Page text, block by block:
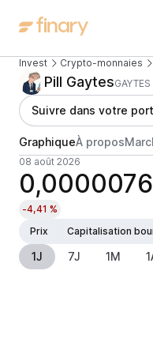
Invest Crypto-monnaies
Pill GaytesGAYTES
Suivre dans votre
GraphiqueÀ propos
08 août 2026
-4,41 %
Prix
Capitalisation
1J 7J 1M